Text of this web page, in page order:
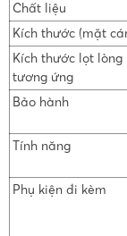
Chất liệu
Kích thước (mặt
Kích thước lọt lòng
tương ứng
Bảo hành
Tính năng
Phụ kiện đi kèm